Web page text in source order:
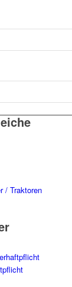
/ Traktoren